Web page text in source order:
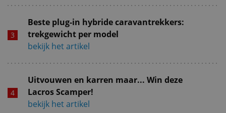
Beste plug-in hybride caravantrekkers:
trekgewicht per model
bekijk het artikel
Uitvouwen en karren maar... Win deze
Lacros Scamper!
bekijk het artikel